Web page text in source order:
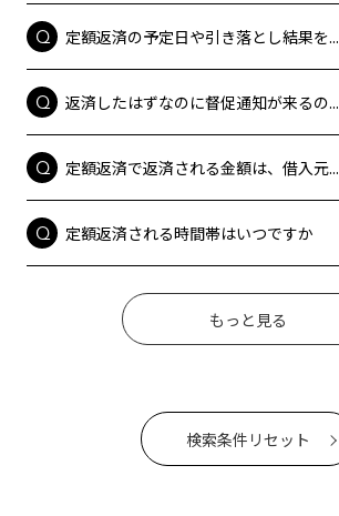
定額返済の予定日や引き落とし結果を...
返済したはずなのに督促通知が来るの...
定額返済で返済される金額は、借入元...
定額返済される時間帯はいつですか
もっと見る
検索条件リセット